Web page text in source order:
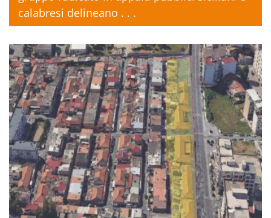
calabresi delineano . . .